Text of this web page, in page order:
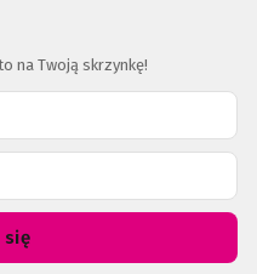
na Twoją skrzynkę!
się